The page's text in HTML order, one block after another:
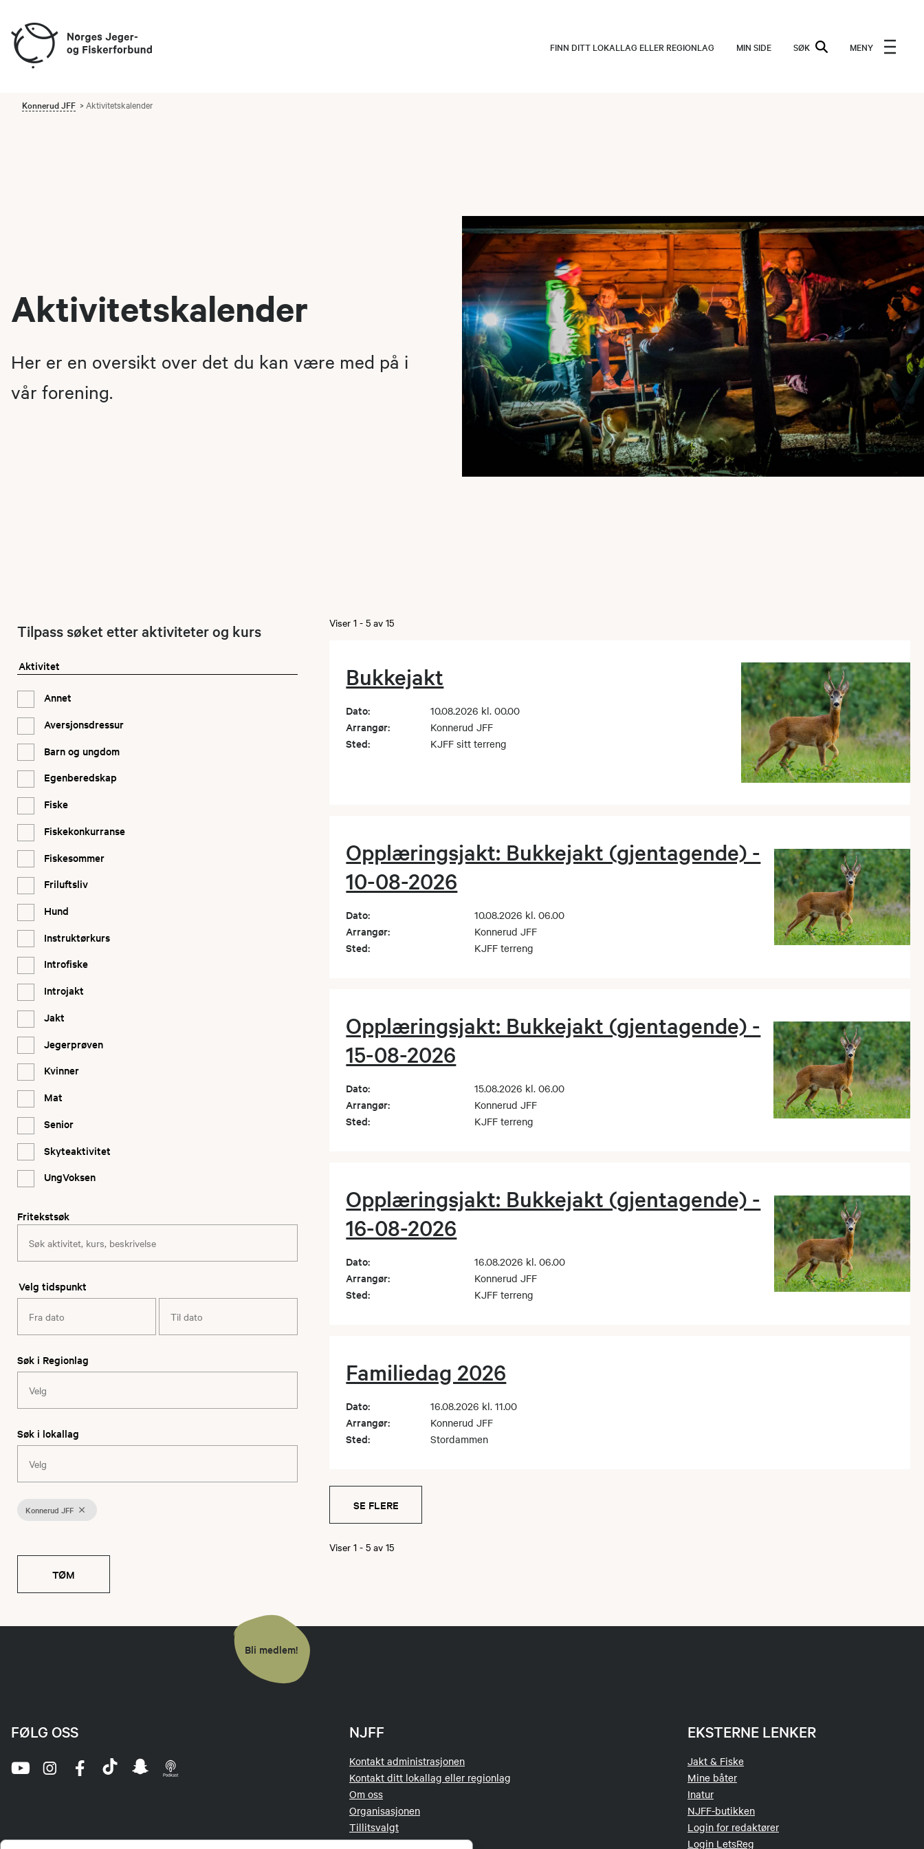
FINN DITT LOKALLAG ELLER REGIONLAG MIN SIDE SØK MENY
Konnerud JFF Aktivitetskalender
Aktivitetskalender
Her er en oversikt over det du kan være med på i
vår forening.
Tilpass søket etter aktiviteter og kurs
Aktivitet
Annet
Aversjonsdressur
Barn og ungdom
Egenberedskap
Fiske
Fiskekonkurranse
Fiskesommer
Friluftsliv
Hund
Instruktørkurs
Introfiske
Introjakt
Jakt
Jegerprøven
Kvinner
Mat
Senior
Skyteaktivitet
UngVoksen
Fritekstsøk
Velg tidspunkt
Søk i Regionlag
Søk i lokallag
Konnerud JFF
TØM
Viser1- 5av15
Bukkejakt
Dato: 10.08.2026 kl. 00.00
Arrangør: Konnerud JFF
Sted: KJFF sitt terreng
Opplæringsjakt: Bukkejakt (gjentagende) -
10-08-2026
Dato: 10.08.2026 kl. 06.00
Arrangør: Konnerud JFF
Sted: KJFF terreng
Opplæringsjakt: Bukkejakt (gjentagende) -
15-08-2026
Dato: 15.08.2026 kl. 06.00
Arrangør: Konnerud JFF
Sted: KJFF terreng
Opplæringsjakt: Bukkejakt (gjentagende) -
16-08-2026
Dato: 16.08.2026 kl. 06.00
Arrangør: Konnerud JFF
Sted: KJFF terreng
Familiedag 2026
Dato: 16.08.2026 kl. 11.00
Arrangør: Konnerud JFF
Sted: Stordammen
SE FLERE
Viser1- 5av15
Bli medlem!
NJFF
Kontakt administrasjonen
Kontakt ditt lokallag eller regionlag
Om oss
Organisasjonen
Tillitsvalgt
Jakt- og Fiskesenteret
EKSTERNE LENKER
Jakt & Fiske
Mine båter
Inatur
NJFF-butikken
Login for redaktører
Login LetsReg
FØLG OSS